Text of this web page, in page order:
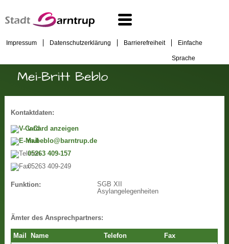
Impressum Datenschutzerklärung Barrierefreiheit Einfache
Sprache
Mei-Britt Beblo
Kontaktdaten:
v-Card anzeigen
m.beblo@barntrup.de
05263 409-157
05263 409-249
Funktion:
SGB XII
Asylangelegenheiten
Ämter des Ansprechpartners:
Mail Name Telefon
Fax